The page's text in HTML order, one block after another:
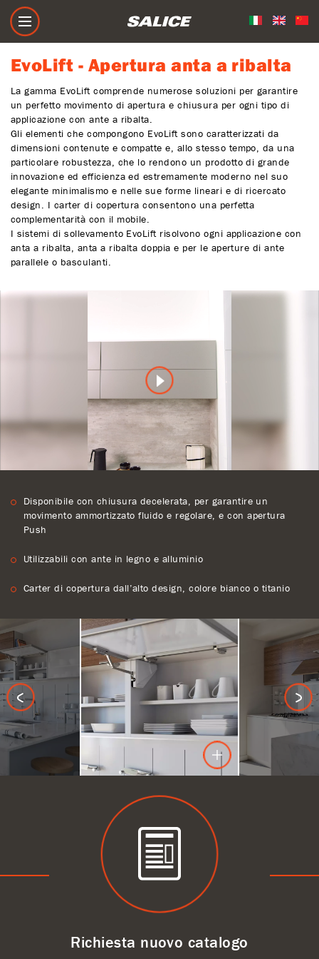
EvoLift - Apertura anta a ribalta
La gamma EvoLift comprende numerose soluzioni per garantire
un perfetto movimento di apertura e chiusura per ogni tipo di
applicazione con ante a ribalta.
Gli elementi che compongono EvoLift sono caratterizzati da
dimensioni contenute e compatte e, allo stesso tempo, da una
particolare robustezza, che lo rendono un prodotto di grande
innovazione ed efficienza ed estremamente moderno nel suo
elegante minimalismo e nelle sue forme lineari e di ricercato
design. I carter di copertura consentono una perfetta
complementarità con il mobile.
I sistemi di sollevamento EvoLift risolvono ogni applicazione con
anta a ribalta, anta a ribalta doppia e per le aperture di ante
parallele o basculanti.
Disponibile con chiusura decelerata, per garantire un
movimento ammortizzato fluido e regolare, e con apertura
Push
Utilizzabili con ante in legno e alluminio
Carter di copertura dall’alto design, colore bianco o titanio
Richiesta nuovo catalogo